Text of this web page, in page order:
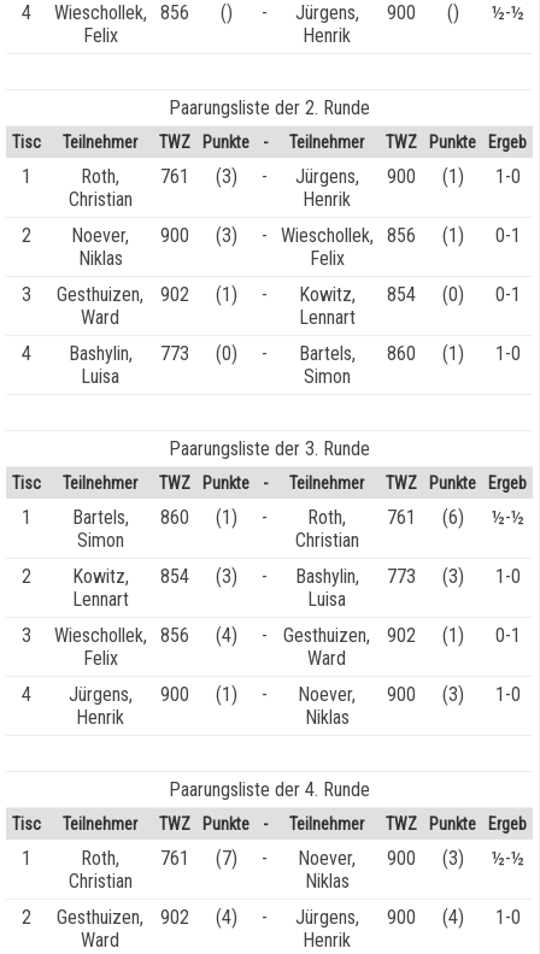
4
Wieschollek,
Felix
856 () -
Jürgens,
Henrik
900 () ½-½
Paarungsliste der 2. Runde
Tisc Teilnehmer TWZ Punkte - Teilnehmer TWZ Punkte Ergeb
1
Roth,
Christian
761 (3) -
Jürgens,
Henrik
900 (1) 1-0
2
Noever,
Niklas
900 (3) -
Wieschollek,
Felix
856 (1) 0-1
3
Gesthuizen,
Ward
902 (1) -
Kowitz,
Lennart
854 (0) 0-1
4
Bashylin,
Luisa
773 (0) -
Bartels,
Simon
860 (1) 1-0
Paarungsliste der 3. Runde
Tisc Teilnehmer TWZ Punkte - Teilnehmer TWZ Punkte Ergeb
1
Bartels,
Simon
860 (1) -
Roth,
Christian
761 (6) ½-½
2
Kowitz,
Lennart
854 (3) -
Bashylin,
Luisa
773 (3) 1-0
3
Wieschollek,
Felix
856 (4) -
Gesthuizen,
Ward
902 (1) 0-1
4
Jürgens,
Henrik
900 (1) -
Noever,
Niklas
900 (3) 1-0
Paarungsliste der 4. Runde
Tisc Teilnehmer TWZ Punkte - Teilnehmer TWZ Punkte Ergeb
1
Roth,
Christian
761 (7) -
Noever,
Niklas
900 (3) ½-½
2
Gesthuizen,
Ward
902 (4) -
Jürgens,
Henrik
900 (4) 1-0